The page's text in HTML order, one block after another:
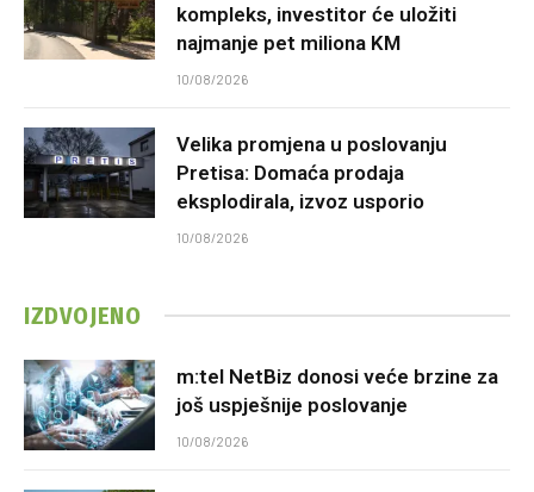
kompleks, investitor će uložiti
najmanje pet miliona KM
10/08/2026
Velika promjena u poslovanju
Pretisa: Domaća prodaja
eksplodirala, izvoz usporio
10/08/2026
IZDVOJENO
m:tel NetBiz donosi veće brzine za
još uspješnije poslovanje
10/08/2026